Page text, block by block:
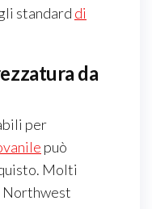
standard di
da
per
può
Molti
Northwest